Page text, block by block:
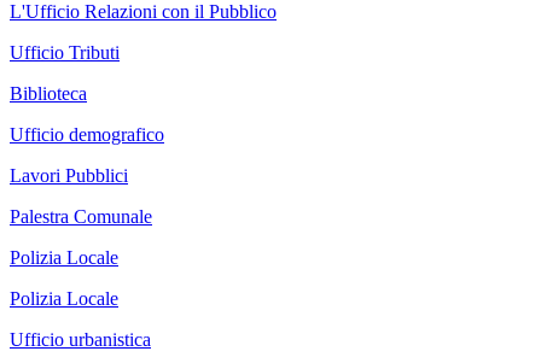
L'Ufficio Relazioni con il Pubblico
Ufficio Tributi
Biblioteca
Ufficio demografico
Lavori Pubblici
Palestra Comunale
Polizia Locale
Polizia Locale
Ufficio urbanistica